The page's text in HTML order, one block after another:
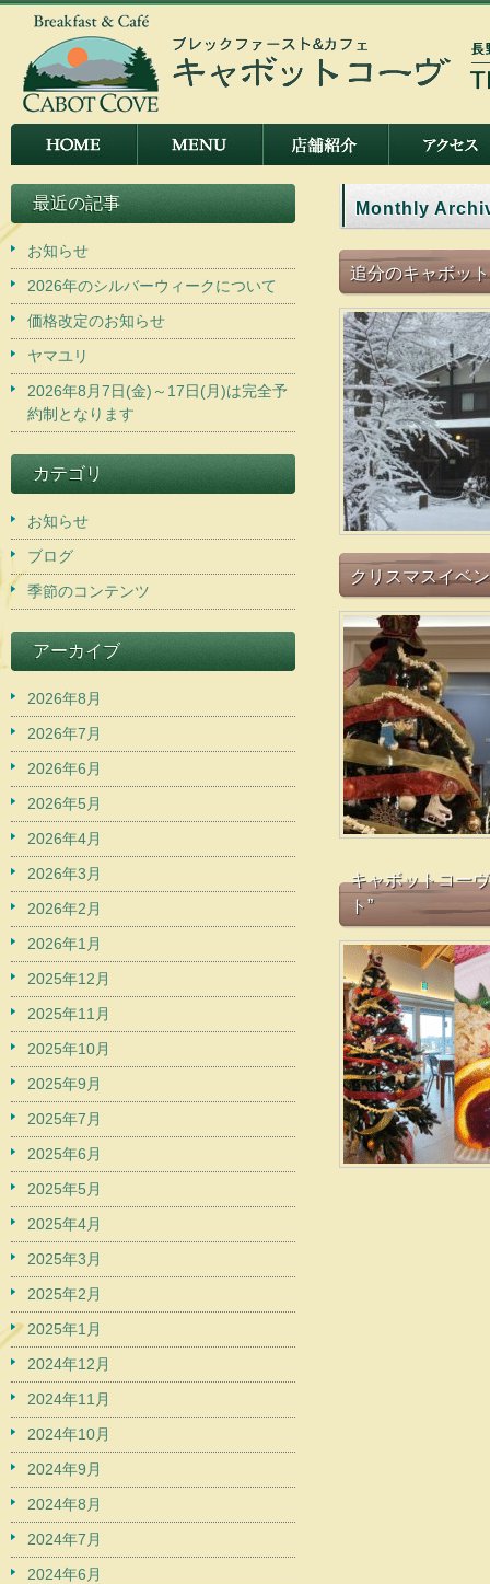
Monthly
追分のキャボッ
クリスマスイベ
キャボットコー
ト”
最近の記事
お知らせ
2026年のシルバーウィークについて
価格改定のお知らせ
ヤマユリ
2026年8月7日(金)～17日(月)は完全予
約制となります
カテゴリ
お知らせ
ブログ
季節のコンテンツ
アーカイブ
2026年8月
2026年7月
2026年6月
2026年5月
2026年4月
2026年3月
2026年2月
2026年1月
2025年12月
2025年11月
2025年10月
2025年9月
2025年7月
2025年6月
2025年5月
2025年4月
2025年3月
2025年2月
2025年1月
2024年12月
2024年11月
2024年10月
2024年9月
2024年8月
2024年7月
2024年6月